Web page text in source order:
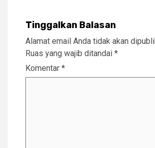
Tinggalkan Balasan
Alamat email Anda tidak akan
Ruas yang wajib ditandai *
Komentar *